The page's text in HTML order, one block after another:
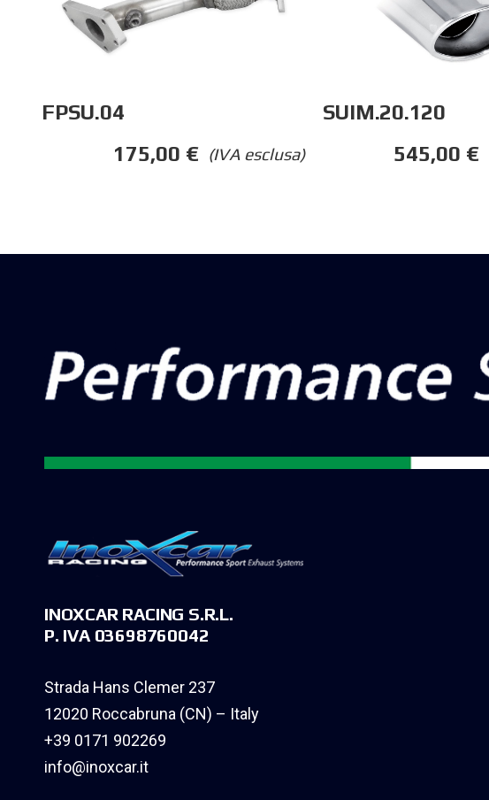
FPSU.04
(IVA esclusa)
175,00 €
SUIM.20.120
545,00 €
INOXCAR RACING S.R.L.
P. IVA 03698760042
Strada Hans Clemer 237
12020 Roccabruna (CN) – Italy
+39 0171 902269
info@inoxcar.it